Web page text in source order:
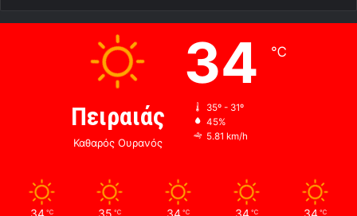
Πειραιάς
Καθαρός Ουρανός
34 ℃
35º - 31º
45%
5.81 km/h
℃ ℃ ℃ ℃ ℃